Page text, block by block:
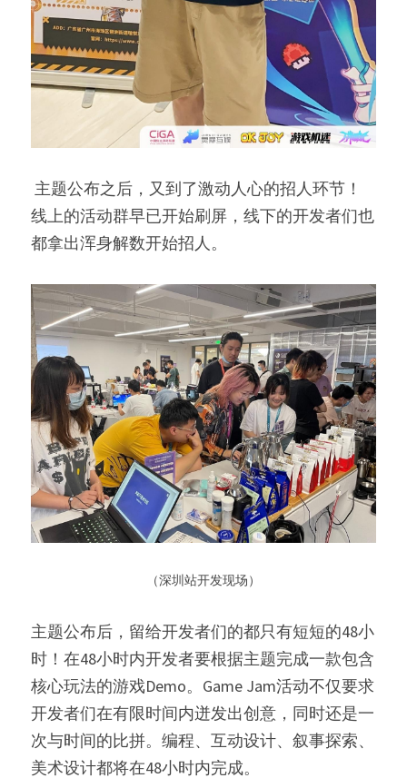
线上的活动群早已开始刷屏，线下的开发者们也
都拿出浑身解数开始招人。
（深圳站开发现场）
主题公布后，留给开发者们的都只有短短的48小
时！在48小时内开发者要根据主题完成一款包含
核心玩法的游戏Demo。Game Jam活动不仅要求
开发者们在有限时间内迸发出创意，同时还是一
次与时间的比拼。编程、互动设计、叙事探索、
美术设计都将在48小时内完成。